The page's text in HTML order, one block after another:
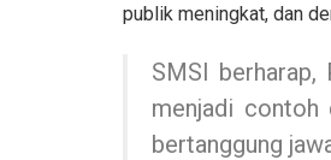
publik meningkat, dan
SMSI berharap,
menjadi contoh
bertanggung